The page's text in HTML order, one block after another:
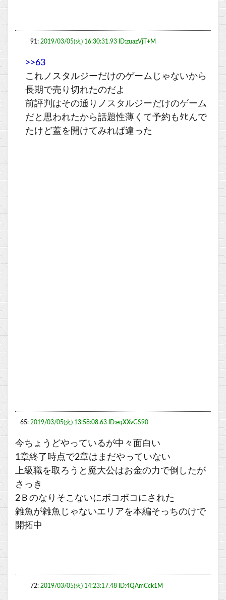
91: 2019/03/05(火) 16:30:31.93 ID:zuazVjT+M
>>63
これノスタルジーだけのゲームじゃないから
長期で売り切れたのだよ
前評判はその通りノスタルジーだけのゲーム
だと思われたから話題性薄くて予約もﾀﾋんで
たけど蓋を開けてみれば違った
65: 2019/03/05(火) 13:58:08.63 ID:eqXXvGS90
今ちょうどやっているが中々面白い
1章終了時点で2章はまだやっていない
上級職を取ろうと魔大公はお金の力で倒したが
さっき
2Ｂのなりそこないにボコボコにされた
雑魚が雑魚じゃないエリアを本編そっちのけで
開拓中
72: 2019/03/05(火) 14:23:17.48 ID:4QAmCck1M